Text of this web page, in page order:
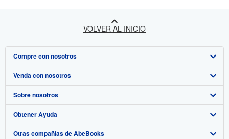
VOLVER AL INICIO
Compre con nosotros
Búsqueda avanzada
Colecciones
Mi cuenta
Mis pedidos
Venda con nosotros
Comenzar a vender
Únase a nuestro programa de afiliados
Recomiende un vendedor
Sobre nosotros
Sobre IberLibro
Medios
Obtener Ayuda
Preguntas frecuentes y guías
Otras compañías de AbeBooks